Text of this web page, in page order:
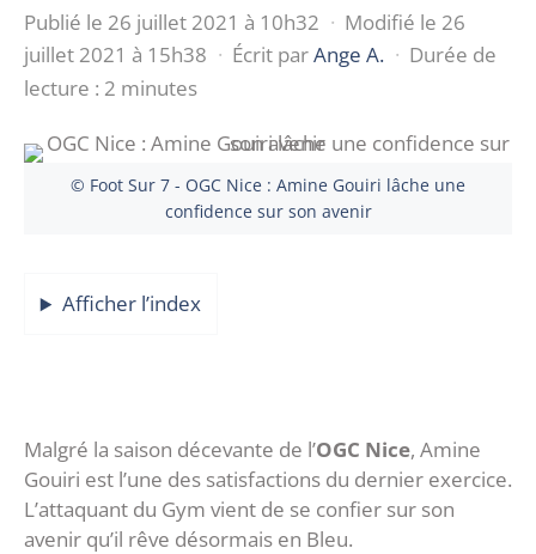
Publié le 26 juillet 2021 à 10h32 · Modifié le 26
juillet 2021 à 15h38 · Écrit parAnge A. · Durée de
lecture : 2 minutes
© Foot Sur 7 - OGC Nice : Amine Gouiri lâche une
confidence sur son avenir
Afficher l’index
Malgré la saison décevante de l’OGC Nice, Amine
Gouiri est l’une des satisfactions du dernier exercice.
L’attaquant du Gym vient de se confier sur son
avenir qu’il rêve désormais en Bleu.